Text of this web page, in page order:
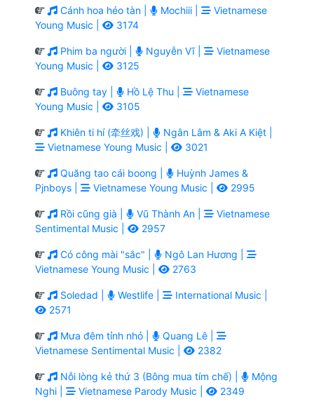
Cánh hoa héo tàn | Mochiii |
Vietnamese
Young Music |
3174
Phim ba người | Nguyễn Vĩ |
Vietnamese
Young Music |
3125
Buông tay | Hồ Lệ Thu |
Vietnamese
Young Music |
3105
Khiên ti hí (牵丝戏) |
Ngân Lâm & Aki A Kiệt |
Vietnamese Young Music |
3021
Quăng tao cái boong |
Huỳnh James &
Pjnboys |
Vietnamese Young Music | 2995
Rồi cũng già | Vũ Thành An |
Vietnamese
Sentimental Music |
2957
Có công mài "sắc" |
Ngô Lan Hương |
Vietnamese Young Music |
2763
Soledad | Westlife |
International Music |
2571
Mưa đêm tỉnh nhỏ |
Quang Lê |
Vietnamese Sentimental Music |
2382
Nỗi lòng kẻ thứ 3 (Bông mua tím chế) |
Mộng
Nghi |
Vietnamese Parody Music | 2349